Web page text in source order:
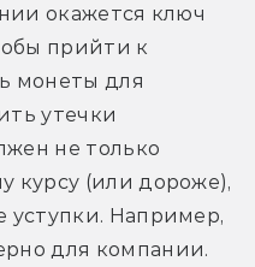
окажется ключ
прийти к
монеты для
утечки
не только
курсу (или дороже),
уступки. Например,
для компании.